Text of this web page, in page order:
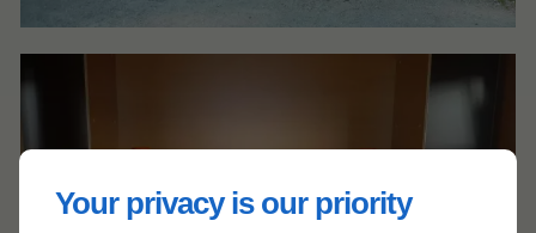
Your privacy is our priority